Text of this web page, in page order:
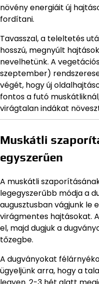
növény energiáit új
fordítani.
Tavasszal, a teleltetés
hosszú, megnyúlt
nevelhetünk. A
szeptember)
végét, hogy új
fontos a futó
virágtalan indákat
Muskátli
egyszerűen
A muskátli
legegyszerűbb módja a
augusztusban vágjunk le
virágmentes hajtásokat.
el, majd dugjuk a
tőzegbe.
A dugványokat
ügyeljünk arra, hogy a